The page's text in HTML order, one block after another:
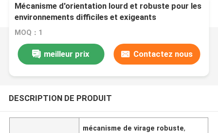
Mécanisme d'orientation lourd et robuste pour les
environnements difficiles et exigeants
MOQ：1
meilleur prix Contactez nous
DESCRIPTION DE PRODUIT
mécanisme de virage robuste,